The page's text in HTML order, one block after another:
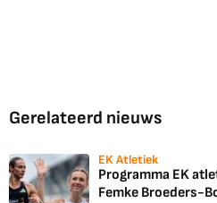
Gerelateerd nieuws
EK Atletiek
Programma EK
Femke Broeders-